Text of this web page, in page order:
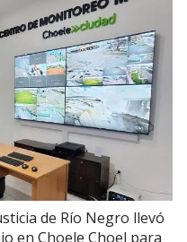
de Río Negro llevó
en Choele Choel para